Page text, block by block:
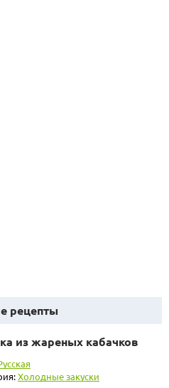
рецепты
из жареных кабачков
Холодные закуски